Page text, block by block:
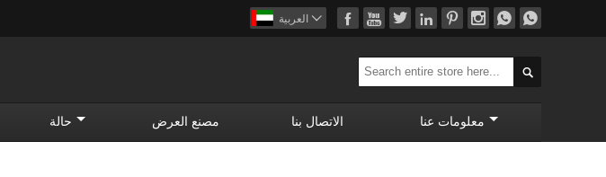
        العربية 

حالة مصنع العرض الاتصال بنا معلومات عنا